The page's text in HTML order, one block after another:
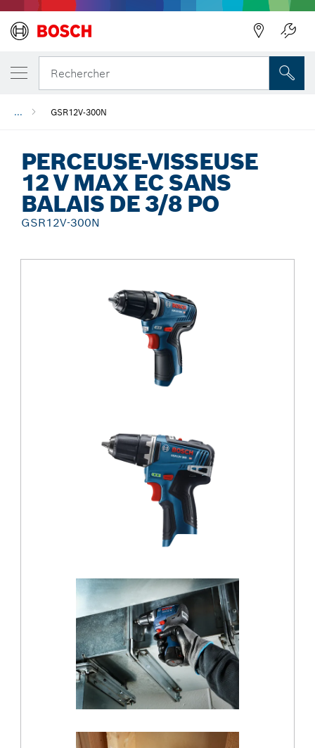
Rechercher
... GSR12V-300N
PERCEUSE-VISSEUSE
12 V MAX EC SANS
BALAIS DE 3/8 PO
GSR12V-300N